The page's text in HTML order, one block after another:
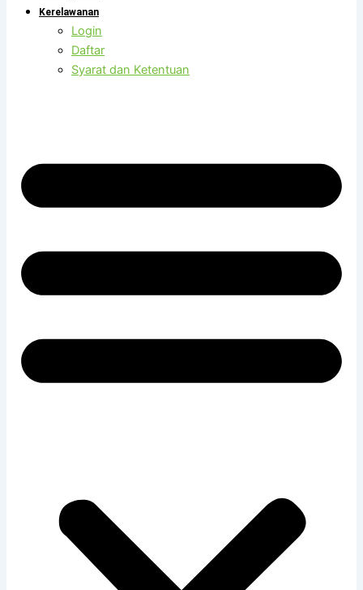
Kerelawanan
Login
Daftar
Syarat dan Ketentuan